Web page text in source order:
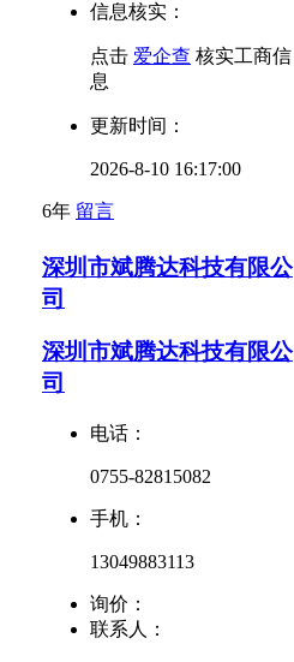
信息核实：
点击 爱企查 核实工商信
息
更新时间：
2026-8-10 16:17:00
6年 留言
深圳市斌腾达科技有限公
司
深圳市斌腾达科技有限公
司
电话：
0755-82815082
手机：
13049883113
询价：
联系人：